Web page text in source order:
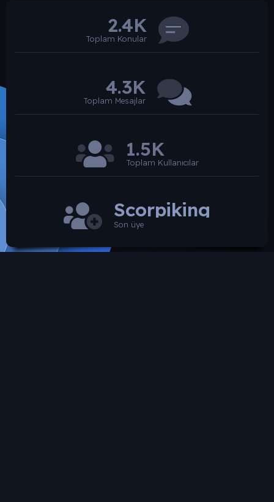
2.4K
Toplam Konular
4.3K
Toplam Mesajlar
1.5K
Toplam Kullanıcılar
Scorpiking
Son üye